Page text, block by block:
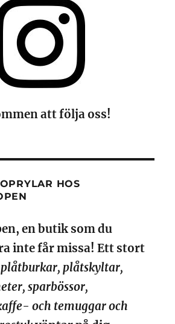
att följa oss!
HOS
en butik som du
inte får missa! Ett stort
plåtburkar, plåtskyltar,
sparbössor,
och temuggar och